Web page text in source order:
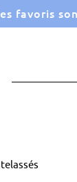
favoris